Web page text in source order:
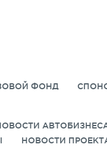
ФОНД
НОВОСТИ